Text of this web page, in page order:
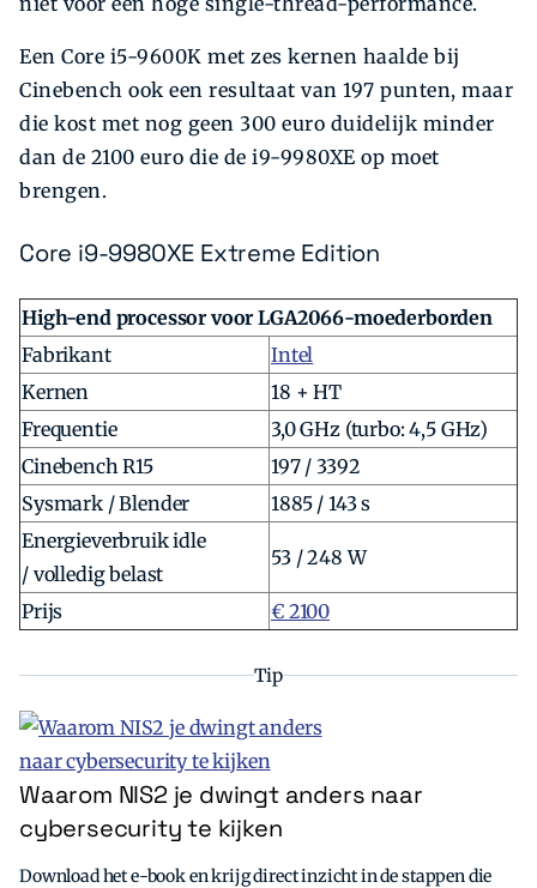
Een Core i5-9600K met zes kernen haalde bij
Cinebench ook een resultaat van 197 punten, maar
die kost met nog geen 300 euro duidelijk minder
dan de 2100 euro die de i9-9980XE op moet
brengen.
Core i9-9980XE Extreme Edition
High-end processor voor LGA2066-moederborden
Fabrikant
Intel
Kernen
18 + HT
Frequentie
3,0 GHz (turbo: 4,5 GHz)
Cinebench R15
197 / 3392
Sysmark / Blender
1885 / 143 s
Energieverbruik idle
/ volledig belast
53 / 248 W
Prijs € 2100
Tip
Waarom NIS2 je dwingt anders naar
cybersecurity te kijken
Download het e-book en krijg direct inzicht in de stappen die